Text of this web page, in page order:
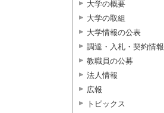
大学の概要
大学の取組
大学情報の公表
調達・入札・契約情報
教職員の公募
法人情報
広報
トピックス